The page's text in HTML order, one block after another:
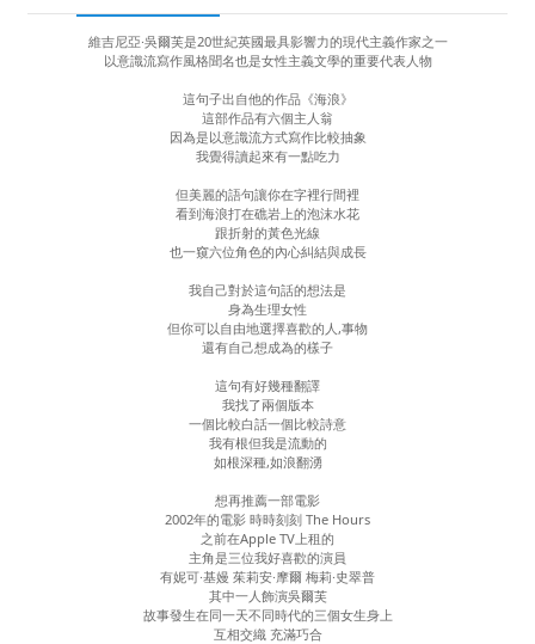
維吉尼亞·吳爾芙是20世紀英國最具影響力的現代主義作家之一
以意識流寫作風格聞名也是女性主義文學的重要代表人物
這句子出自他的作品《海浪》
這部作品有六個主人翁
因為是以意識流方式寫作比較抽象
我覺得讀起來有一點吃力
但美麗的語句讓你在字裡行間裡
看到海浪打在礁岩上的泡沫水花
跟折射的黃色光線
也一窺六位角色的內心糾結與成長
我自己對於這句話的想法是
身為生理女性
但你可以自由地選擇喜歡的人,事物
還有自己想成為的樣子
這句有好幾種翻譯
我找了兩個版本
一個比較白話一個比較詩意
我有根但我是流動的
如根深種,如浪翻湧
想再推薦一部電影
2002年的電影 時時刻刻 The Hours
之前在Apple TV上租的
主角是三位我好喜歡的演員
有妮可·基嫚 茱莉安·摩爾 梅莉·史翠普
其中一人飾演吳爾芙
故事發生在同一天不同時代的三個女生身上
互相交織 充滿巧合